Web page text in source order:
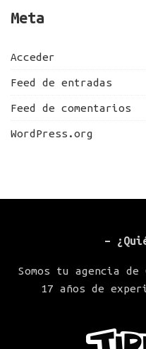
Meta
Acceder
Feed de entradas
Feed de comentarios
WordPress.org
–
Somos tu agencia
17 años de